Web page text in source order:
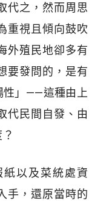
代之，然而周思
重視且傾向鼓吹
外殖民地卻多有
要發問的，是有
性」——這種由上
代民間自發、由
以及菜統處資
手，還原當時的